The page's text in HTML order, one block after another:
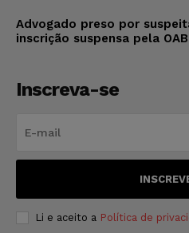
Advogado preso por
inscrição suspensa pela
Inscreva-se
Li e aceito a Política de